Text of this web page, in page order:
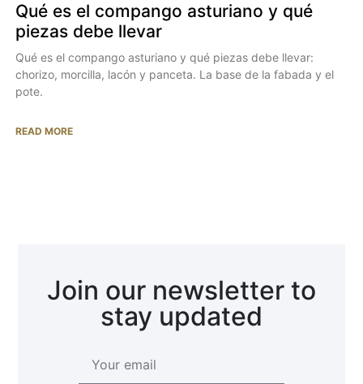
Qué es el compango asturiano y qué
piezas debe llevar
Qué es el compango asturiano y qué piezas debe llevar:
chorizo, morcilla, lacón y panceta. La base de la fabada y el
pote.
READ MORE
Join our newsletter to
stay updated